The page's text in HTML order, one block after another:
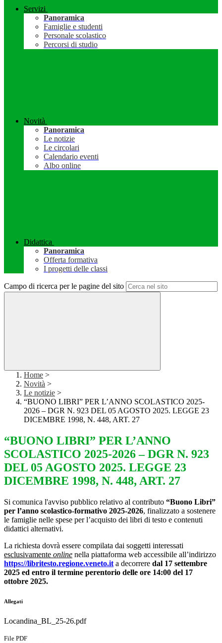
Servizi
Panoramica
Famiglie e studenti
Personale scolastico
Percorsi di studio
Novità
Panoramica
Le notizie
Le circolari
Calendario eventi
Albo online
Didattica
Panoramica
Offerta formativa
I progetti delle classi
Campo di ricerca per le pagine del sito
Home >
Novità >
Le notizie >
“BUONO LIBRI” PER L’ANNO SCOLASTICO 2025-
2026 – DGR N. 923 DEL 05 AGOSTO 2025. LEGGE 23
DICEMBRE 1998, N. 448, ART. 27
“BUONO LIBRI” PER L’ANNO
SCOLASTICO 2025-2026 – DGR N. 923
DEL 05 AGOSTO 2025. LEGGE 23
DICEMBRE 1998, N. 448, ART. 27
Si comunica l'avviso pubblico relativo al contributo “Buono Libri”
per l’anno scolastico-formativo 2025-2026, finalizzato a sostenere
le famiglie nelle spese per l’acquisto dei libri di testo e contenuti
didattici alternativi.
La richiesta dovrà essere compilata dai soggetti interessati
esclusivamente online nella piattaforma web accessibile all’indirizzo
https://libritesto.regione.veneto.it a decorrere dal 17 settembre
2025 ed entro il termine perentorio delle ore 14:00 del 17
ottobre 2025.
Allegati
Locandina_BL_25-26.pdf
File PDF